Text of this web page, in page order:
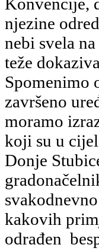
njezine
nebi svela
teže
Spomenimo
završeno
moramo
koji su u
Donje
kakovih
odrađen